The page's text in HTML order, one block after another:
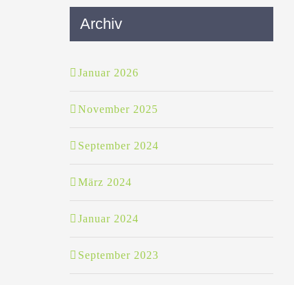
Archiv
Januar 2026
November 2025
September 2024
März 2024
Januar 2024
September 2023